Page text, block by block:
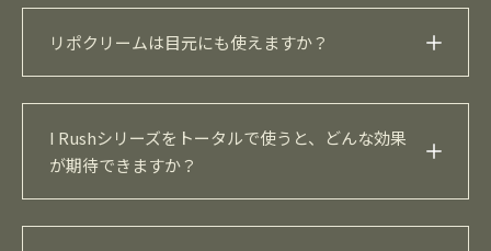
まず オイル を塗布します。その後 UV → リポクリーム
の順でOKです。
オイルとUVを混ぜて塗った後にリポクリームを重ねて
も大丈夫です。
リポクリームは目元にも使えますか？
はい、使えます。目元は乾燥しやすく小じわが出やすい
部分なので、保湿におすすめです。
I Rushシリーズをトータルで使うと、どんな効果
が期待できますか？
ハリ、ほうれい線予防、リフトアップなど、表情筋のケ